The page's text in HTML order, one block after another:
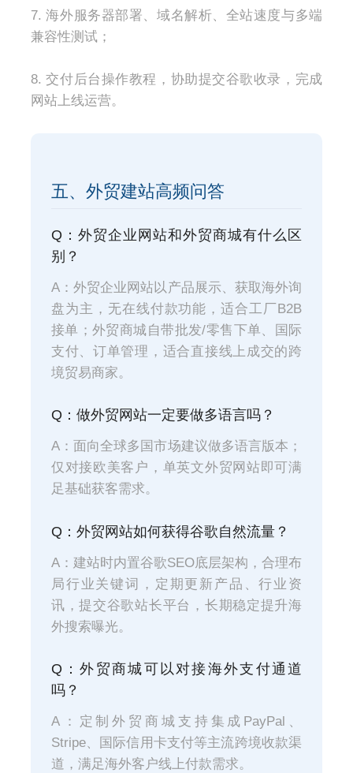
7. 海外服务器部署、域名解析、全站速度与多端
兼容性测试；
8. 交付后台操作教程，协助提交谷歌收录，完成
网站上线运营。
五、外贸建站高频问答
Q：外贸企业网站和外贸商城有什么区
别？
A：外贸企业网站以产品展示、获取海外询
盘为主，无在线付款功能，适合工厂B2B
接单；外贸商城自带批发/零售下单、国际
支付、订单管理，适合直接线上成交的跨
境贸易商家。
Q：做外贸网站一定要做多语言吗？
A：面向全球多国市场建议做多语言版本；
仅对接欧美客户，单英文外贸网站即可满
足基础获客需求。
Q：外贸网站如何获得谷歌自然流量？
A：建站时内置谷歌SEO底层架构，合理布
局行业关键词，定期更新产品、行业资
讯，提交谷歌站长平台，长期稳定提升海
外搜索曝光。
Q：外贸商城可以对接海外支付通道
吗？
A：定制外贸商城支持集成PayPal、
Stripe、国际信用卡支付等主流跨境收款渠
道，满足海外客户线上付款需求。